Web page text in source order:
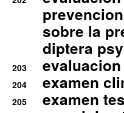
sobre la
diptera
203
204 examen
205 examen